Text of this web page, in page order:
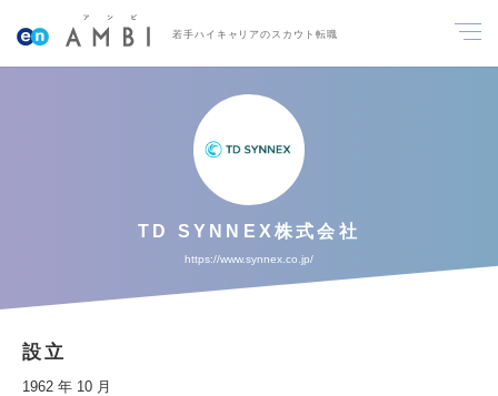
若手ハイキャリアのスカウト転職
TD SYNNEX株式会社
https://www.synnex.co.jp/
設立
1962 年 10 月